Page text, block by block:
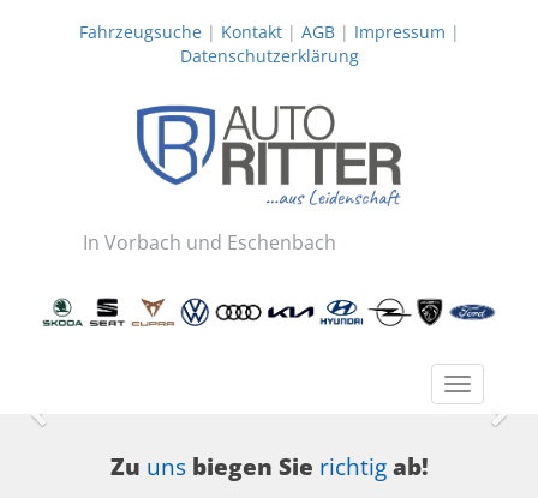
Fahrzeugsuche| Kontakt| AGB| Impressum |
Datenschutzerklärung
In Vorbach und Eschenbach
Toggle
Zurück
Zu unsbiegen Sie richtigab!